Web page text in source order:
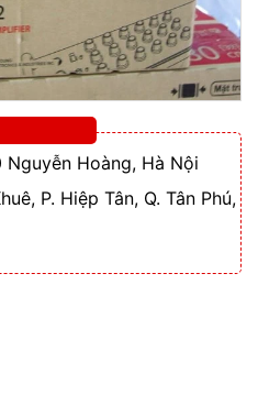
Hoàng, Hà Nội
P. Hiệp Tân, Q. Tân Phú,